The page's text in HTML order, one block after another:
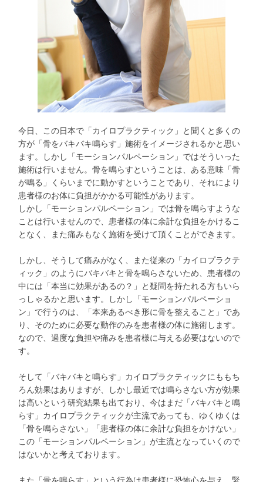
今日、この日本で「カイロプラクティック」と聞くと多くの
方が「骨をバキバキ鳴らす」施術をイメージされるかと思い
ます。しかし「モーションパルペーション」ではそういった
施術は行いません。骨を鳴らすということは、ある意味「骨
が鳴る」くらいまでに動かすということであり、それにより
患者様のお体に負担がかかる可能性があります。
しかし「モーションパルペーション」では骨を鳴らすような
ことは行いませんので、患者様の体に余計な負担をかけるこ
となく、また痛みもなく施術を受けて頂くことができます。
しかし、そうして痛みがなく、また従来の「カイロプラクテ
ィック」のようにバキバキと骨を鳴らさないため、患者様の
中には「本当に効果があるの？」と疑問を持たれる方もいら
っしゃるかと思います。しかし「モーションパルペーショ
ン」で行うのは、「本来あるべき形に骨を整えること」であ
り、そのために必要な動作のみを患者様の体に施術します。
なので、過度な負担や痛みを患者様に与える必要はないので
す。
そして「バキバキと鳴らす」カイロプラクティックにももち
ろん効果はありますが、しかし最近では鳴らさない方が効果
は高いという研究結果も出ており、今はまだ「バキバキと鳴
らす」カイロプラクティックが主流であっても、ゆくゆくは
「骨を鳴らさない」「患者様の体に余計な負担をかけない」
この「モーションパルペーション」が主流となっていくので
はないかと考えております。